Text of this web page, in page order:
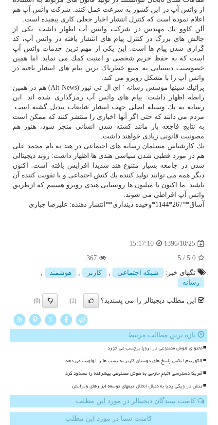
از واتس آپ در این كشور به سرعت عمل كنند. شركت واتس آپ هم
اعلام نموده است كه كنترل انتشار اخبار جعلی كاری پیچیده است.
آلن كاوو یك مهندس در شركت واتس آپ اظهار داشت: یكی از
چالش های بزرگ در كنترل پیام های انتشار یافته در واتس آپ، كد
گزاری شدن پیام ها است. این یكی از مهم ترین خدمات واتس آپ
است كه به حفظ حریم شخصی و امنیت كمك می نماید. اما همین
خصوصیت دستیابی به منبع خطرناك ترین پیام های انتشار یافته در
واتس آپ را با مشكل روبرو می كند.
پراتیك سینها موسس رسانه ' ای ال تی نیوز'(Alt News) هم در همین
رابطه اظهار داشت: پیام های واتس آپ رمزگذاری شده اند. این
رسانه به یك وسیله اصلی جهت انتشار شایعات تبدیل گشته است.
مردم می دانند كه حتی اگر آنها اخباری را منتشر كنند كه ممكن است
به نتایج فاجعه بار مانند كشته شدن انسانی منجر شود، هنوز هم
مصونیت قانونی زیادی خواهند داشت.
یك كارشناس مسلمان رسانه های اجتماعی در هند به نام محمد علی
هم در مورد قطبی شدن سیاسی هندی ها اظهار داشت: روند دیجیتالی
شدن در جامعه بسیار متنوع هند شدیدا افزایش یافته است. اكنون
دیگر همه می توانند تولید كننده یك كنش اجتماعی و یا تقویت كننده آن
باشند. ما اكنون با میلیون ها روستایی هندی روبرو هستیم كه ازطریق
واتس آپ افراطی می شوند.
آساق**267*1144*وحیده دینداری**انتشار دهنده: علیرضا جباری
1396/10/25
15:17:10
5.0
/
5
367
تگهای خبر:
شبكه اجتماعی , كاربر , هوشمند
,
رسانه
این مطلب دیجیتالر را می پسندید؟ (1)
(0)
X
تازه ترین مطالب مرتبط
محتوای هوش مصنوعی در اروپا برچسب می خورد
الگوریتم ایکس پاسخ های دوستان کاربر به پست ها را اولویت می دهد
آمریکا دسترسی اتباع خارجی به هوش مصنوعی پیشرفته را مسدود کرد
تنش در ویکی پدیا به دنبال انحلال تیمهای توسعه ابزارهای ویرایش
کامنت بینندگان دیجیتالر در مورد این مطلب
کامنت شما در مورد این مطلب